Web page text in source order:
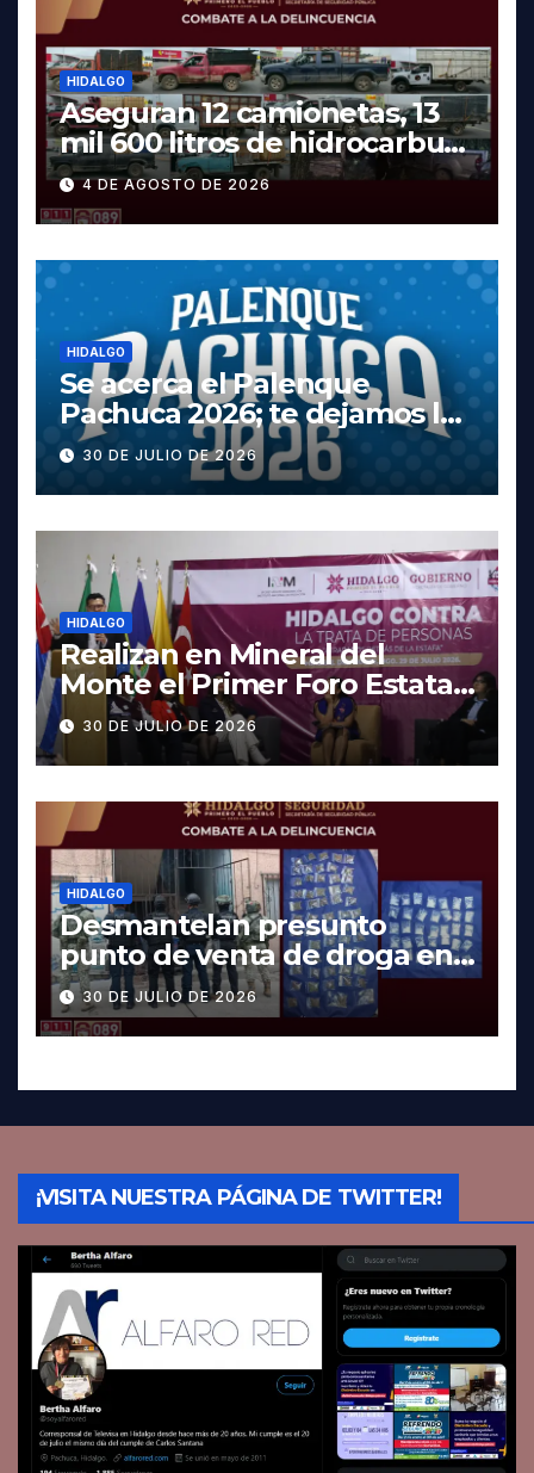
HIDALGO
Aseguran 12 camionetas, 13
mil 600 litros de hidrocarburo
y dos vehículos robados en
Tula
4 DE AGOSTO DE 2026
HIDALGO
Se acerca el Palenque
Pachuca 2026; te dejamos la
cartelera completa, las
fechas y los precios
30 DE JULIO DE 2026
HIDALGO
Realizan en Mineral del
Monte el Primer Foro Estatal
contra la Trata de Personas
30 DE JULIO DE 2026
HIDALGO
Desmantelan presunto
punto de venta de droga en
Pachuca; hay dos detenidos
30 DE JULIO DE 2026
¡VISITA NUESTRA PÁGINA DE TWITTER!